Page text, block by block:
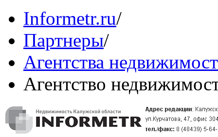
Informetr.ru/
Партнеры/
Агентства
Агентство